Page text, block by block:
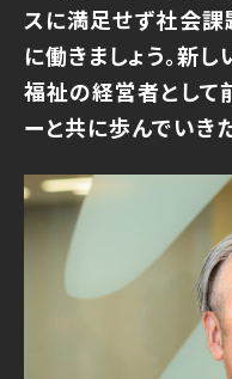
スに満足せず社会課
に働きましょう。新
福祉の経営者として
ーと共に歩んでいき